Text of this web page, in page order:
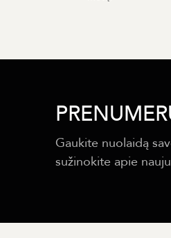
Gaukite nuolaidą
sužinokite apie